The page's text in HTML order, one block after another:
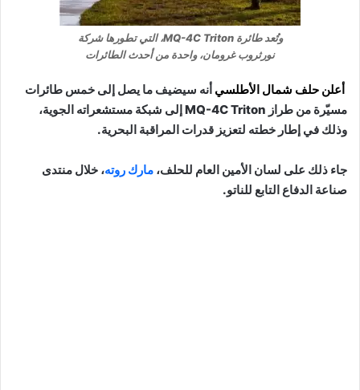
وتُعد طائرة MQ-4C Triton، التي تطورها شركة
نورثروب غرومان، واحدة من أحدث الطائرات
أعلن حلف شمال الأطلسي أنه سيضيف ما يصل إلى خمس طائرات
مسيّرة من طراز MQ-4C Triton إلى شبكة مستشعراته الجوية،
وذلك في إطار خطته لتعزيز قدرات المراقبة البحرية.
جاء ذلك على لسان الأمين العام للحلف، مارك روته، خلال منتدى
صناعة الدفاع التابع للناتو.